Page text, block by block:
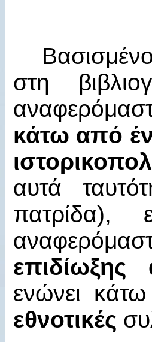
στη
κάτω από
αυτά
επιδίωξης
ενώνει
εθνοτικές